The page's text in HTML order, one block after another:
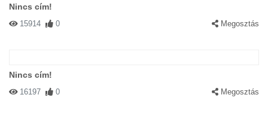
Nincs cím!
15914 0 Megosztás
Nincs cím!
16197 0 Megosztás